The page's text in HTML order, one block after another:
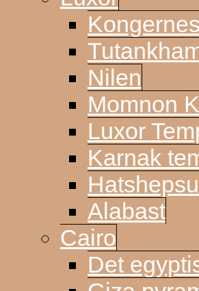
Nilen
Momnon
Luxor
Karnak
Alabast
Cairo
Det